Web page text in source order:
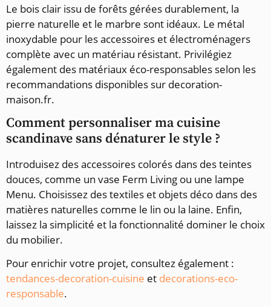
Le bois clair issu de forêts gérées durablement, la
pierre naturelle et le marbre sont idéaux. Le métal
inoxydable pour les accessoires et électroménagers
complète avec un matériau résistant. Privilégiez
également des matériaux éco-responsables selon les
recommandations disponibles sur decoration-
maison.fr.
Comment personnaliser ma cuisine
scandinave sans dénaturer le style ?
Introduisez des accessoires colorés dans des teintes
douces, comme un vase Ferm Living ou une lampe
Menu. Choisissez des textiles et objets déco dans des
matières naturelles comme le lin ou la laine. Enfin,
laissez la simplicité et la fonctionnalité dominer le choix
du mobilier.
Pour enrichir votre projet, consultez également :
tendances-decoration-cuisine et decorations-eco-
responsable.